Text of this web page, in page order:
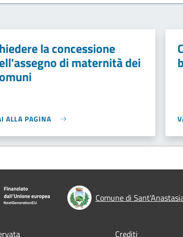
la concessione
di maternità dei
ALLA PAGINA
Comune di
Crediti